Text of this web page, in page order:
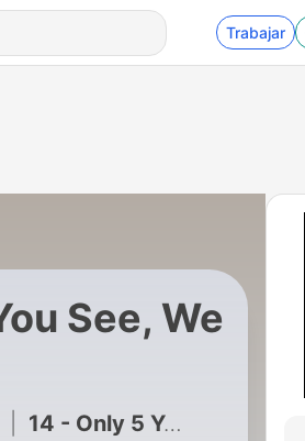
Trabajar
See, We
14 - Only 5 Years to Go....